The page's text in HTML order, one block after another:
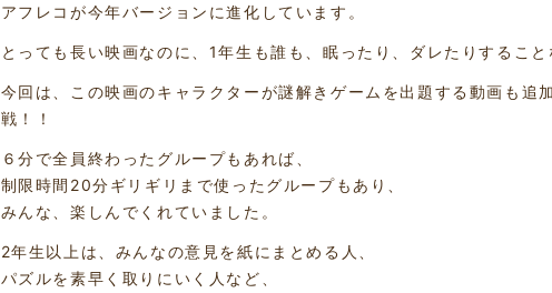
アフレコが今年バージョンに進化しています。
とっても長い映画なのに、1年生も誰も、眠ったり、ダレたりするこ
今回は、この映画のキャラクターが謎解きゲームを出題する動画も追
戦！！
６分で全員終わったグループもあれば、
制限時間20分ギリギリまで使ったグループもあり、
みんな、楽しんでくれていました。
2年生以上は、みんなの意見を紙にまとめる人、
パズルを素早く取りにいく人など、